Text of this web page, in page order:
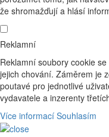
že shromažďují a hlásí
Reklamní
Reklamní soubory cookie
jejich chování. Záměrem je
poutavé pro jednotlivé
vydavatele a inzerenty
Více informací Souhlasím